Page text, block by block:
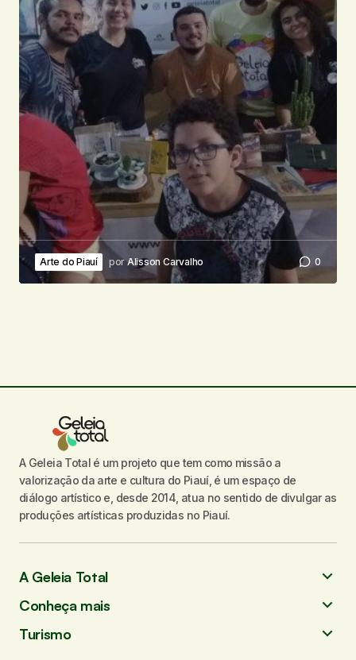
Arte do Piauí porAlisson Carvalho 0
A Geleia Total é um projeto que tem como missão a
valorização da arte e cultura do Piauí, é um espaço de
diálogo artístico e, desde 2014, atua no sentido de divulgar as
produções artísticas produzidas no Piauí.
A Geleia Total
Conheça mais
Turismo